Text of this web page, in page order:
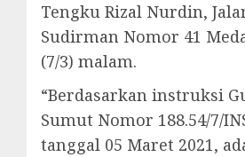
Tengku Rizal Nurdin,
Sudirman Nomor 41
(7/3) malam.
“Berdasarkan instruksi
Sumut Nomor 188.54/7/
tanggal 05 Maret 2021,